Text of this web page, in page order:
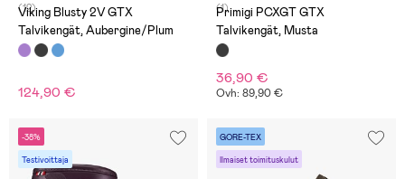
(12)
Viking Blusty 2V GTX
Talvikengät, Aubergine/Plum
124,90 €
(1)
Primigi PCXGT GTX
Talvikengät, Musta
36,90 €
Ovh: 89,90 €
-38%
Testivoittaja
GORE-TEX
Ilmaiset toimituskulut